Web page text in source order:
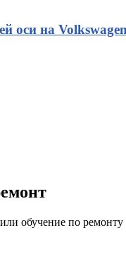
оси на
обучение по